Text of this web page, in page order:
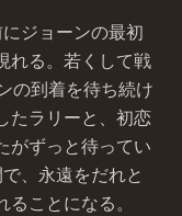
ジョーンの最初
れる。若くして戦
の到着を待ち続け
たラリーと、初恋
がずっと待ってい
、永遠をだれと
ことになる。